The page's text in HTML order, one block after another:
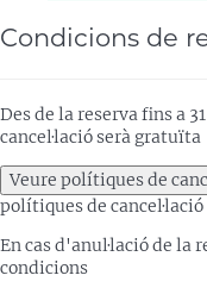
Condicions de
Des de la reserva fins a
cancel·lació serà gratuïta
Veure polítiques de
polítiques de cancel·lació
En cas d'anul·lació de la
condicions